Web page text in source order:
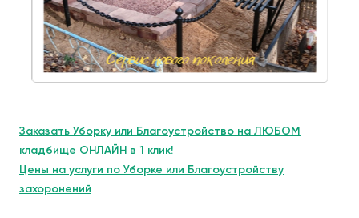
Заказать Уборку или Благоустройство на ЛЮБОМ
кладбище ОНЛАЙН в 1 клик!
Цены на услуги по Уборке или Благоустройству
захоронений